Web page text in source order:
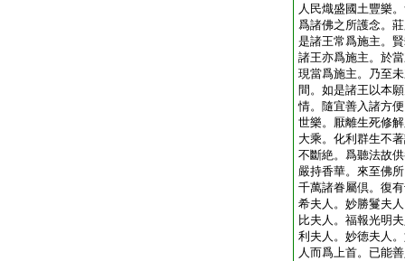
人民熾盛國土豐樂
爲諸佛之所護念。
是諸王常爲施主。
諸王亦爲施主。於
現當爲施主。乃至
間。如是諸王以本
情。隨宜善入諸方
世樂。厭離生死修
大乘。化利群生不
不斷絶。爲聽法故
嚴持香華。來至佛
千萬諸眷屬倶。復
希夫人。妙勝鬘夫
比夫人。福報光明
利夫人。妙徳夫人
人而爲上首。已能